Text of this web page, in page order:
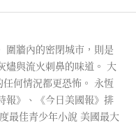
圍牆內的密閉城市，則是
燼與流火刺鼻的味道。 大
何情況都更恐怖。 永恆
報》、《今日美國報》排
最佳青少年小說 美國最大